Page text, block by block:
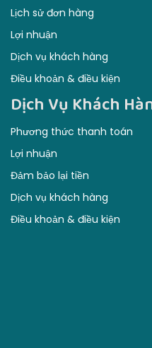
Điều khoản & điều kiện
Dịch Vụ Khách Hàng
Phương thức thanh toán
Đảm bảo lại tiền
Dịch vụ khách hàng
Điều khoản & điều kiện